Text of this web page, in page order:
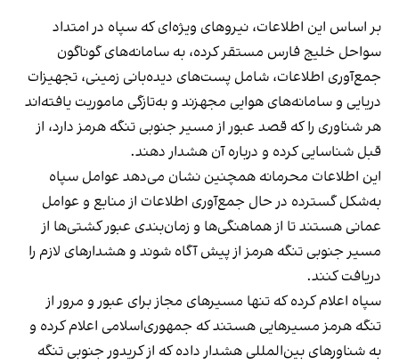
بر اساس این اطلاعات، نیروهای ویژه‌ای که سپاه در امتداد
سواحل خلیج فارس مستقر کرده، به سامانه‌های گوناگون
جمع‌آوری اطلاعات، شامل پست‌های دیده‌بانی زمینی، تجهیزات
دریایی و سامانه‌های هوایی مجهزند و به‌تازگی ماموریت یافته‌اند
هر شناوری را که قصد عبور از مسیر جنوبی تنگه هرمز دارد، از
قبل شناسایی کرده و درباره آن هشدار دهند.
این اطلاعات محرمانه همچنین نشان می‌دهد عوامل سپاه
به‌شکل گسترده در حال جمع‌آوری اطلاعات از منابع و عوامل
عمانی هستند تا از هماهنگی‌ها و زمان‌بندی عبور کشتی‌ها از
مسیر جنوبی تنگه هرمز از پیش آگاه شوند و هشدارهای لازم را
دریافت کنند.
سپاه اعلام کرده که تنها مسیرهای مجاز برای عبور و مرور از
تنگه هرمز مسیرهایی هستند که جمهوری‌اسلامی اعلام کرده و
به شناورهای بین‌المللی هشدار داده که از کریدور جنوبی تنگه